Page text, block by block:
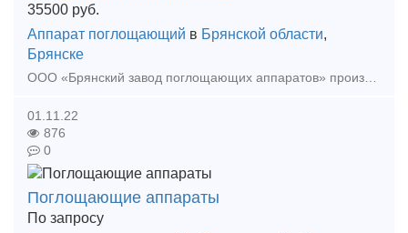
35500 руб.
Аппарат поглощающий в Брянской области,
Брянске
01.11.22
876
0
Поглощающие аппараты
По запросу